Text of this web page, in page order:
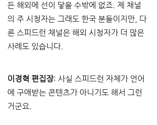
든 해외에 선이 닿을 수밖에 없죠. 제 채널
의 주 시청자는 그래도 한국 분들이지만, 다
른 스피드런 채널은 해외 시청자가 더 많은
사례도 있습니다.
이경혁 편집장: 사실 스피드런 자체가 언어
에 구애받는 콘텐츠가 아니기도 해서 그런
거군요.